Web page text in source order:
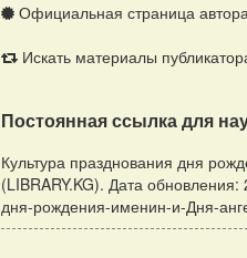
Официальная страница
Искать материалы
Постоянная ссылка для
Культура празднования дня
(LIBRARY.KG). Дата
дня-рождения-именин-и-Дня-